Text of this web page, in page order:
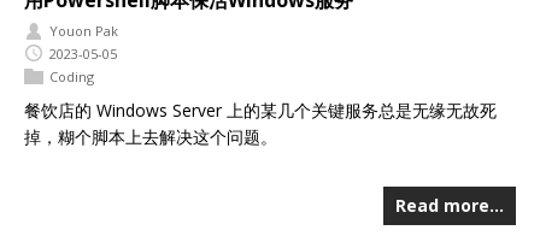
Youon Pak
2023-05-05
Coding
餐饮店的 Windows Server 上的某几个关键服务总是无缘无故死
掉，糊个脚本上去解决这个问题。
Read more…